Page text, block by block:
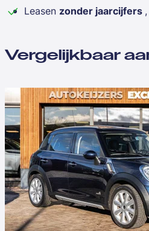
Leasen zonder jaarcijfers
Vergelijkbaar